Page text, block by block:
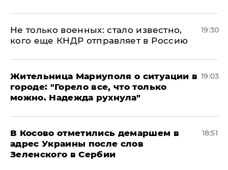
Не только военных: стало известно,
кого еще КНДР отправляет в Россию
19:30
Жительница Мариуполя о ситуации в
городе: "Горело все, что только
можно. Надежда рухнула"
19:03
В Косово отметились демаршем в
адрес Украины после слов
Зеленского в Сербии
18:51